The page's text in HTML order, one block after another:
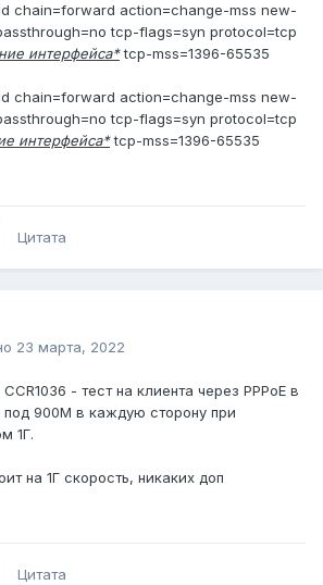
chain=forward action=change-mss new-
tcp-flags=syn protocol=tcp
интерфейса*tcp-mss=1396-65535
chain=forward action=change-mss new-
tcp-flags=syn protocol=tcp
интерфейса*tcp-mss=1396-65535
Цитата
23 марта, 2022
- тест на клиента через PPPoE в
под 900М в каждую сторону при
1Г.
на 1Г скорость, никаких доп
Цитата